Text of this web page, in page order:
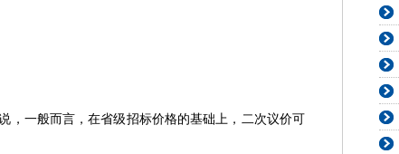
，一般而言，在省级招标价格的基础上，二次议价可